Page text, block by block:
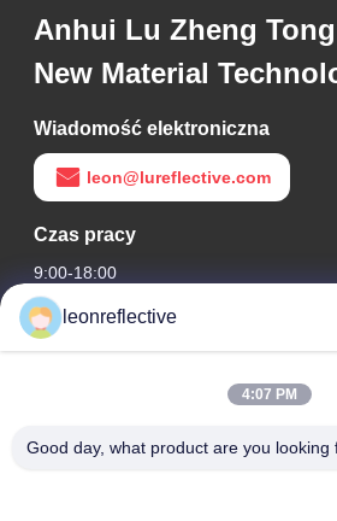
Anhui Lu Zheng Tong
New Material
Wiadomość elektroniczna
leon@lureflective.com
Czas pracy
9:00-18:00
Nasz adres
2 piętro, budynek D2, Huayi Science
leonreflective
4:07 PM
Good day, what product are you looking